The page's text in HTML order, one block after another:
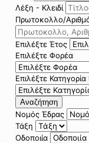
Λέξη - Κλειδί
Πρωτοκολλο/
Επιλέξτε Έτος
Επιλέξτε Φορέα
Επιλέξτε
Αναζήτηση
Νομός Έδρας
Τάξη
Οδοποιία